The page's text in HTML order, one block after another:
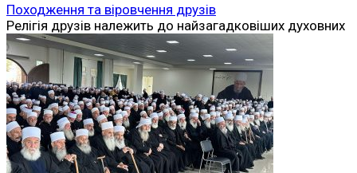
Походження та віровчення друзів
Релігія друзів належить до найзагадковіших духовних